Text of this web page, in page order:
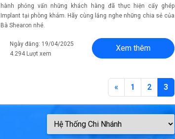
hành phỏng vấn những khách hàng đã thực hiện cấy ghép
Implant tại phòng khám. Hãy cùng lắng nghe những chia sẻ của
Bà Shearon nhé.
Ngày đăng: 19/04/2025
4.294 Lượt xem
Xem thêm
« 1 2 3